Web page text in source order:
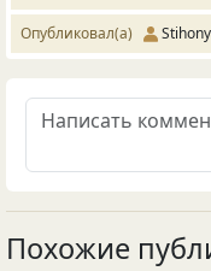
Опубликовал(а)
Похожие